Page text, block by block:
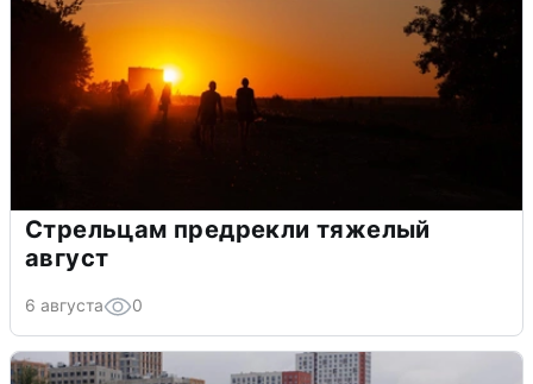
Стрельцам предрекли тяжелый
август
6 августа 0